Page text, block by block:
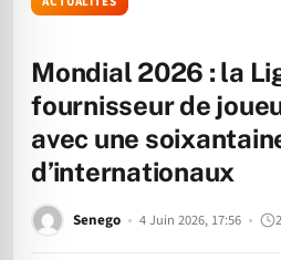
Mondial 2026 : la
fournisseur de
avec une
d’internationaux
Senego 4 Juin 2026, 17:56